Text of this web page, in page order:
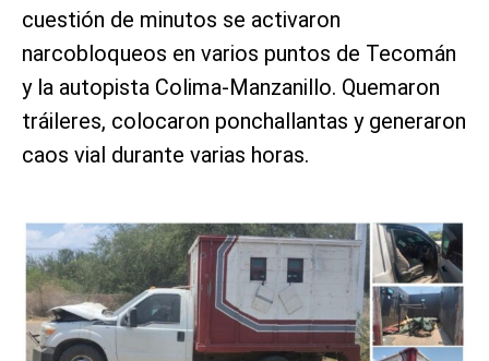
cuestión de minutos se activaron
narcobloqueos en varios puntos de Tecomán
y la autopista Colima-Manzanillo. Quemaron
tráileres, colocaron ponchallantas y generaron
caos vial durante varias horas.